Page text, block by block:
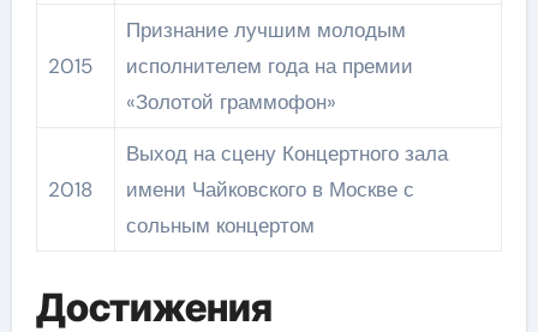
2015
Признание лучшим молодым
исполнителем года на премии
«Золотой граммофон»
2018
Выход на сцену Концертного зала
имени Чайковского в Москве с
сольным концертом
Достижения